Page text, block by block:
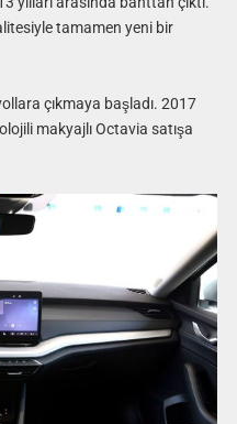
tamamen yeni bir
çıkmaya başladı. 2017
makyajlı Octavia satışa